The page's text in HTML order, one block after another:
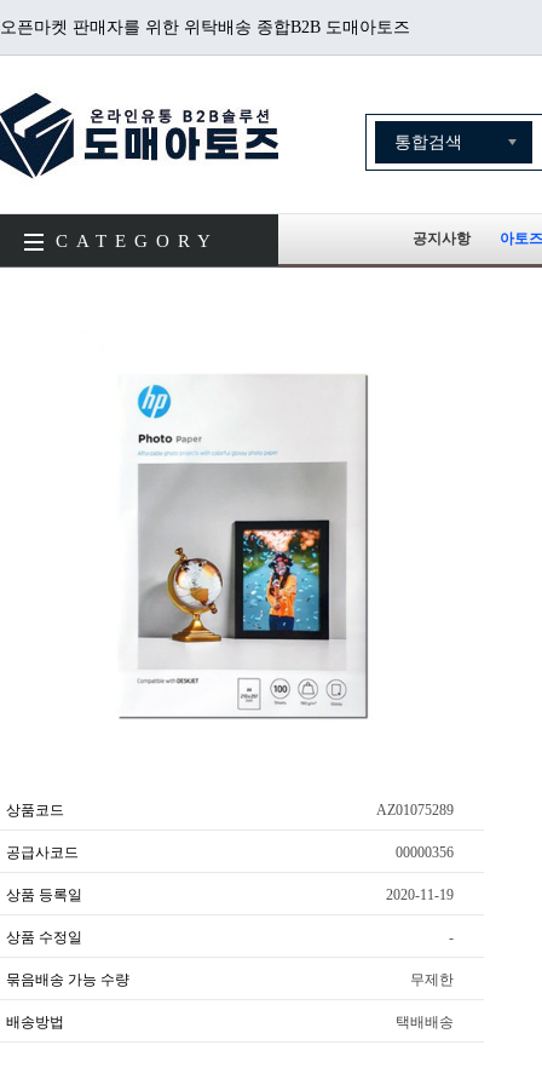
오픈마켓 판매자를 위한 위탁배송 종합B2B 도매아토즈
CATEGORY 공지사항 아토
상품코드 AZ01075289
공급사코드 00000356
상품 등록일 2020-11-19
상품 수정일 -
묶음배송 가능 수량 무제한
배송방법 택배배송